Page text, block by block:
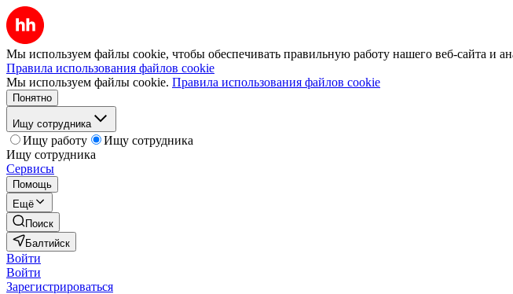
Мы используем файлы cookie, чтобы обеспечивать правильную работу нашего веб-сайта и
Правила использования файлов cookie
Мы используем файлы cookie. Правила использования файлов cookie
Понятно
Ищу сотрудника
Ищу работу
Ищу сотрудника
Ищу сотрудника
Сервисы
Помощь
Ещё
Поиск
Балтийск
Войти
Войти
Зарегистрироваться